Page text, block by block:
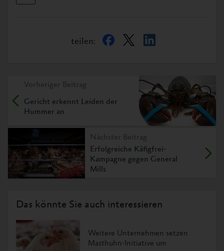
teilen:
Vorheriger Beitrag
Gericht erkennt Leiden der
Hummer an
Nächster Beitrag
Erfolgreiche Käfigfrei-
Kampagne gegen General
Mills
Das könnte Sie auch interessieren
Weitere Unternehmen setzen
Masthuhn-Initiative um